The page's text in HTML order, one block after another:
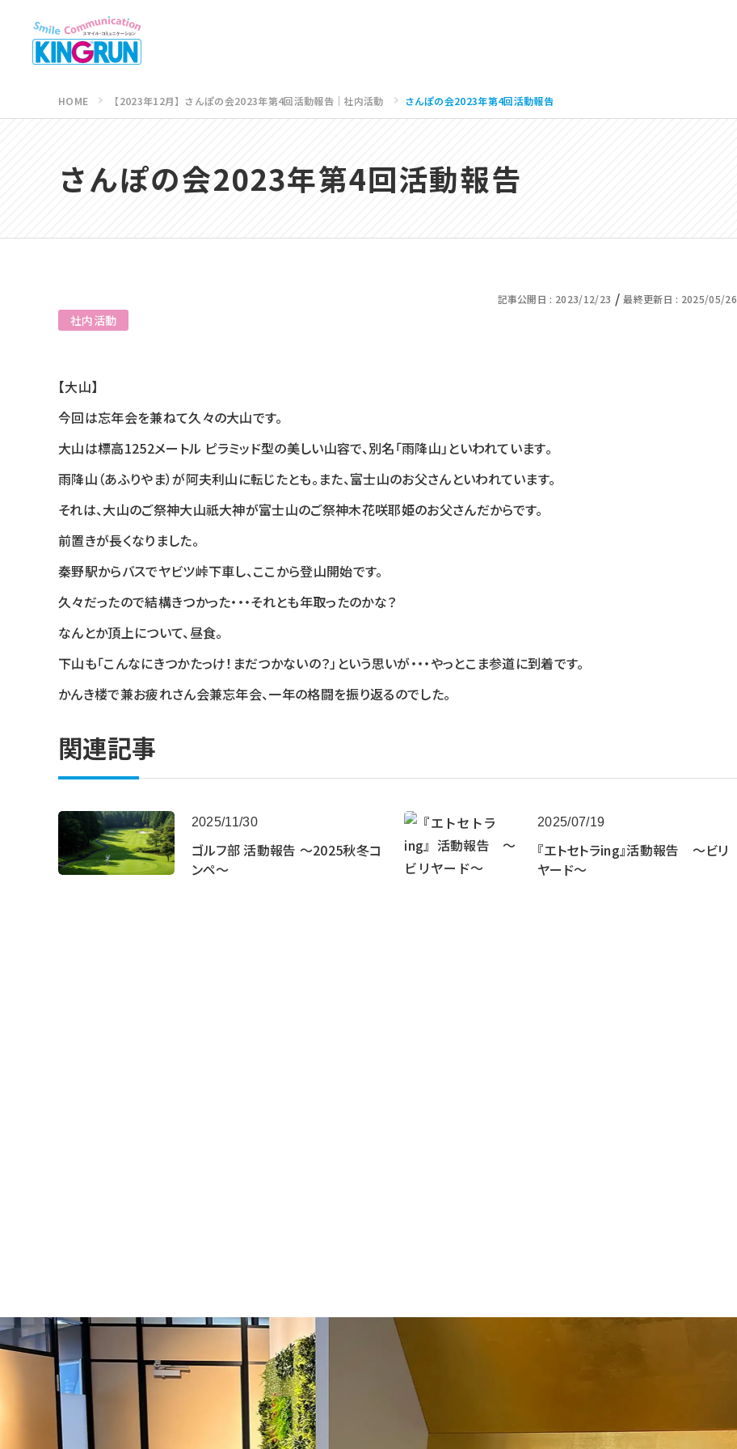
HOME 【2023年12月】さんぽの会2023年第4回活動報告｜社内活動 さんぽの会2023年第4回活動報告
さんぽの会2023年第4回活動報告
記事公開日 : 2023/12/23 /最終更新日 : 2025/05/26
社内活動
【大山】
今回は忘年会を兼ねて久々の大山です。
大山は標高1252メートル ピラミッド型の美しい山容で、別名「雨降山」といわれています。
雨降山（あふりやま）が阿夫利山に転じたとも。また、富士山のお父さんといわれています。
それは、大山のご祭神大山祇大神が富士山のご祭神木花咲耶姫のお父さんだからです。
前置きが長くなりました。
秦野駅からバスでヤビツ峠下車し、ここから登山開始です。
久々だったので結構きつかった・・・それとも年取ったのかな？
なんとか頂上について、昼食。
下山も「こんなにきつかたっけ！まだつかないの？」という思いが・・・やっとこま参道に到着です。
かんき楼で兼お疲れさん会兼忘年会、一年の格闘を振り返るのでした。
関連記事
2025/11/30
ゴルフ部 活動報告 ～2025秋冬コ
ンペ～
2025/07/19
『エトセトラing』活動報告 ～ビリ
ヤード～